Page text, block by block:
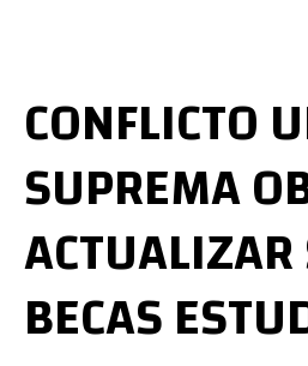
CONFLICTO
SUPREMA
BECAS